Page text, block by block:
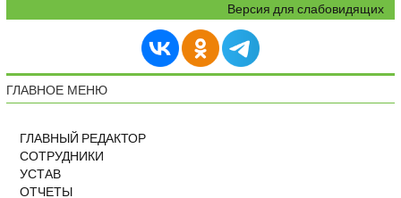
Версия для слабовидящих
ГЛАВНОЕ МЕНЮ
ГЛАВНЫЙ РЕДАКТОР
СОТРУДНИКИ
УСТАВ
ОТЧЕТЫ